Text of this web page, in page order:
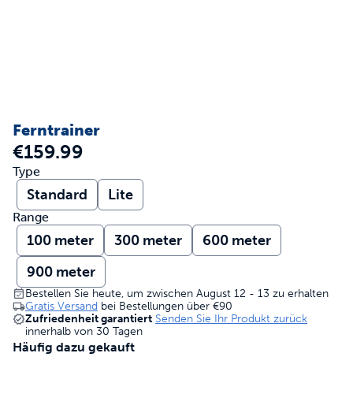
Ferntrainer
€159.99
Type
Standard Lite
Range
100 meter 300 meter
600 meter
900 meter
Bestellen Sie heute, um zwischen August 12 - 13 zu erhalten
Gratis Versand bei Bestellungen über €90
Zufriedenheit garantiert Senden Sie Ihr Produkt zurück
innerhalb von 30 Tagen
Häufig dazu gekauft